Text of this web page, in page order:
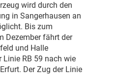
wird durch den
in Sangerhausen an
Bis zum
Dezember fährt der
und Halle
Linie RB 59 nach wie
Der Zug der Linie